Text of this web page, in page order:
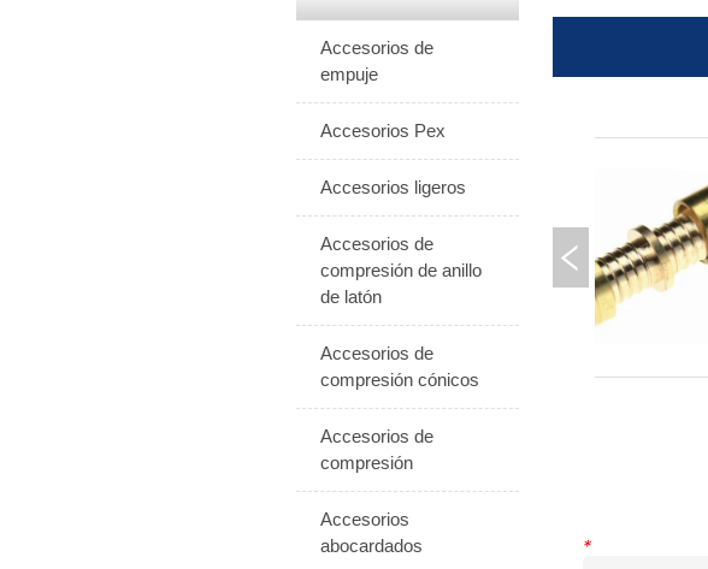
Accesorios de
empuje
Accesorios Pex
Accesorios ligeros
Accesorios de
compresión de anillo
de latón
Accesorios de
compresión cónicos
Accesorios de
compresión
Accesorios
abocardados
*